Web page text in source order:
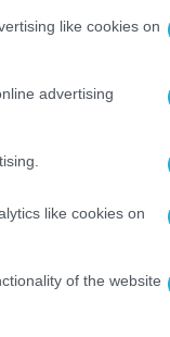
like cookies on
advertising
like cookies on
of the website
μία
αρνητικό